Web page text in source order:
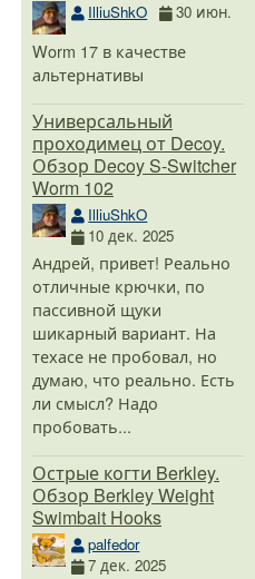
IlliuShkO 30 июн.
Worm 17 в качестве
альтернативы
Универсальный
проходимец от Decoy.
Обзор Decoy S-Switcher
Worm 102
IlliuShkO
10 дек. 2025
Андрей, привет! Реально
отличные крючки, по
пассивной щуки
шикарный вариант. На
техасе не пробовал, но
думаю, что реально. Есть
ли смысл? Надо
пробовать...
Острые когти Berkley.
Обзор Berkley Weight
Swimbait Hooks
palfedor
7 дек. 2025